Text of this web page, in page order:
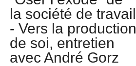
la société de travail
- Vers la production
de soi, entretien
avec André Gorz